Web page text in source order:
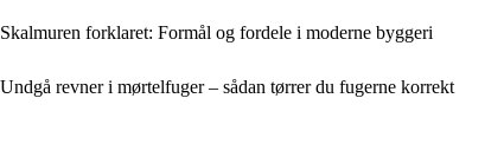
Skalmuren forklaret: Formål og fordele i moderne byggeri
Undgå revner i mørtelfuger – sådan tørrer du fugerne korrekt